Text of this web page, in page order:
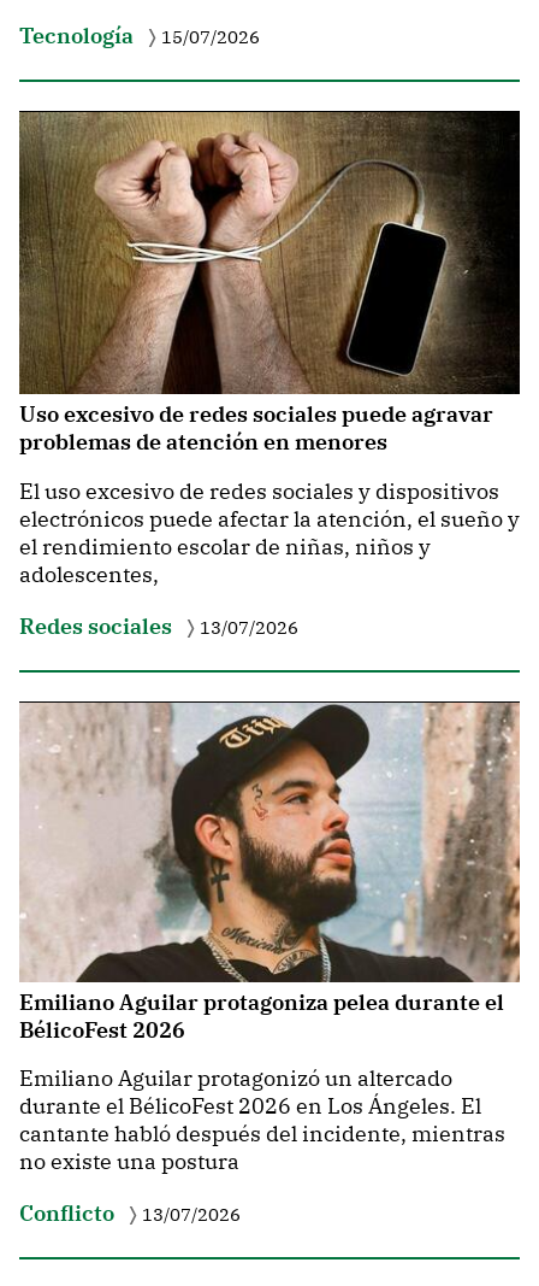
Tecnología
15/07/2026
Uso excesivo de redes sociales puede agravar
problemas de atención en menores
El uso excesivo de redes sociales y dispositivos
electrónicos puede afectar la atención, el sueño y
el rendimiento escolar de niñas, niños y
adolescentes,
Redes sociales
13/07/2026
Emiliano Aguilar protagoniza pelea durante el
BélicoFest 2026
Emiliano Aguilar protagonizó un altercado
durante el BélicoFest 2026 en Los Ángeles. El
cantante habló después del incidente, mientras
no existe una postura
Conflicto
13/07/2026